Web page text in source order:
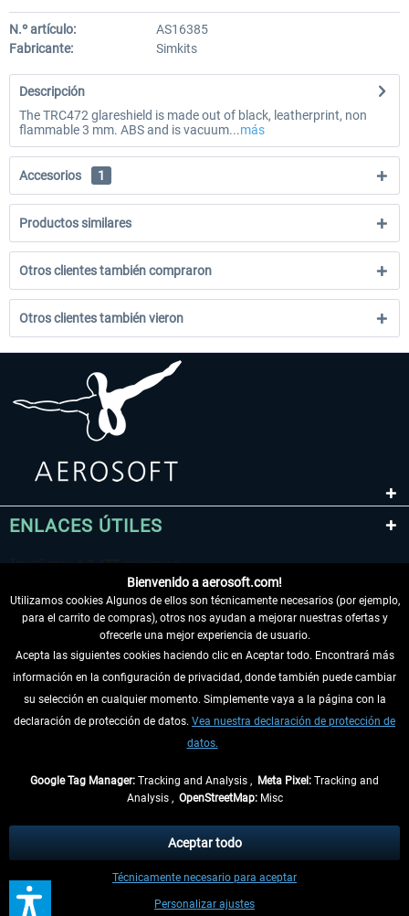
N.º artículo:
AS16385
Fabricante:
Simkits
Descripción
The TRC472 glareshield is made out of black, leatherprint, non
flammable 3 mm. ABS and is vacuum...más
Accesorios 1
Productos similares
Otros clientes también compraron
Otros clientes también vieron
ENLACES ÚTILES
DESISTIR DEL CONTRATO
INFORMACIÓN
tasas de recepción si no se describe lo contrario
** De aplicación a envíos dentro de Alemania. Los plazos de envío para los
demás países se pueden consultar en lainformación de envío
Bienvenido a aerosoft.com!
Utilizamos cookies Algunos de ellos son técnicamente necesarios (por ejemplo,
para el carrito de compras), otros nos ayudan a mejorar nuestras ofertas y
ofrecerle una mejor experiencia de usuario.
Acepta las siguientes cookies haciendo clic en Aceptar todo. Encontrará más
información en la configuración de privacidad, donde también puede cambiar
su selección en cualquier momento. Simplemente vaya a la página con la
declaración de protección de datos. Vea nuestra declaración de protección de
datos.
Google Tag Manager: Tracking and Analysis , Meta Pixel: Tracking and
Analysis , OpenStreetMap:Misc
Personalizar ajustes
Técnicamente necesario para aceptar
Aceptar todo